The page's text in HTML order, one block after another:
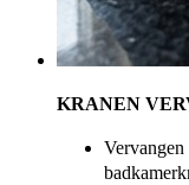
KRANEN